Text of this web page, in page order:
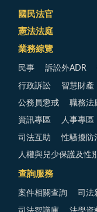
國民法官
憲法法庭
業務綜覽
民事 訴訟外ADR
行政訴訟 智慧財產
公務員懲戒 職務法
資訊專區 人事專區
司法互助 性騷擾防
人權與兒少保護及性
查詢服務
案件相關查詢 司法